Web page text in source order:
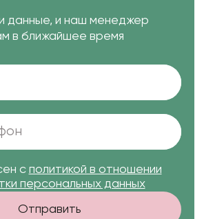
данные, и наш менеджер
в ближайшее время
с политикой в отношении
персональных данных
Отправить